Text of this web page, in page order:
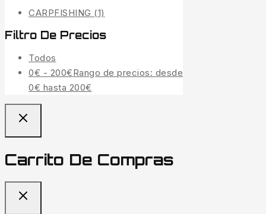
CARPFISHING (1)
Filtro De Precios
Todos
0€ - 200€Rango de precios: desde
0€ hasta 200€
Carrito De Compras